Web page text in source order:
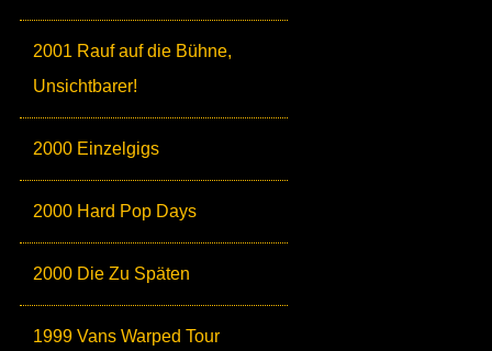
2001 Rauf auf die Bühne,
Unsichtbarer!
2000 Einzelgigs
2000 Hard Pop Days
2000 Die Zu Späten
1999 Vans Warped Tour